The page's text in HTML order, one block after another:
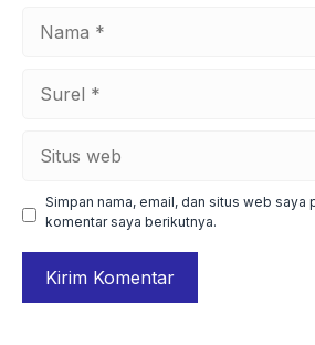
web
Simpan nama, email, dan situs web saya
komentar saya berikutnya.